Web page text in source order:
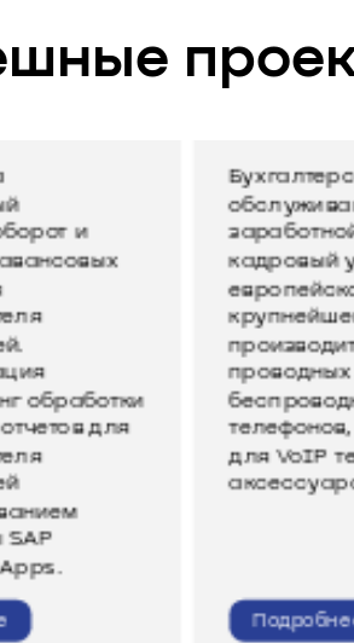
расчет
платы и
учет для
лидера и
в мире
и
DECT
устройств
телефонии и
к ним.
для